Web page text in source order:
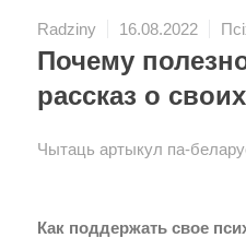
Radziny 16.08.2022
Почему
рассказ о
Чытаць артыкул па-
Как поддержать свое